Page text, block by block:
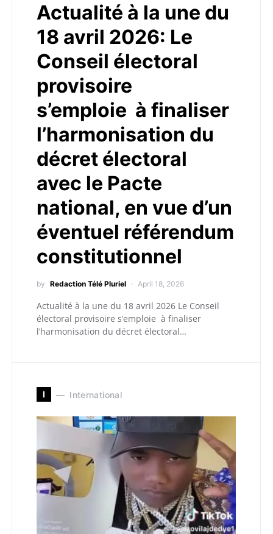
Actualité à la une du
18 avril 2026: Le
Conseil électoral
provisoire
s’emploie à finaliser
l’harmonisation du
décret électoral
avec le Pacte
national, en vue d’un
éventuel référendum
constitutionnel
by Redaction Télé Pluriel April 18, 2026
Actualité à la une du 18 avril 2026 Le Conseil
électoral provisoire s’emploie à finaliser
l’harmonisation du décret électoral…
I International